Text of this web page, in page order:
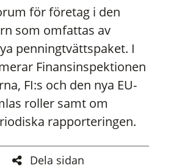
för företag i den
som omfattas av
penningtvättspaket. I
Finansinspektionen
FI:s och den nya EU-
roller samt om
rapporteringen.
Dela sidan